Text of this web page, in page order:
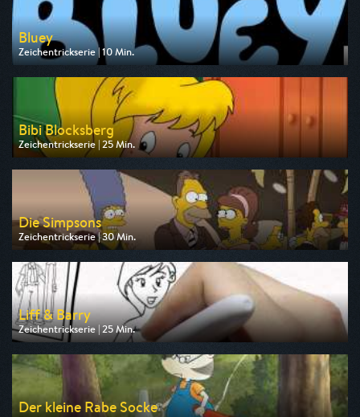
Bluey
Zeichentrickserie | 10 Min.
Ausgestrahlt von Disney Channel
am 10.08.2026, 17:10
Bibi Blocksberg
Zeichentrickserie | 25 Min.
Ausgestrahlt von ZDF
am 15.08.2026, 07:05
Die Simpsons
Zeichentrickserie | 30 Min.
Ausgestrahlt von Pro 7
am 10.08.2026, 18:10
Liff & Barry
Zeichentrickserie | 25 Min.
Ausgestrahlt von Disney Channel
am 10.08.2026, 14:45
Der kleine Rabe Socke